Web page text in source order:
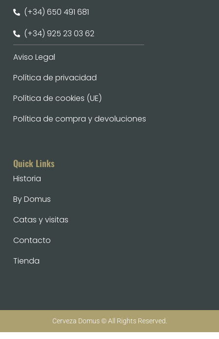
Quick Links
Historia
By Domus
Catas y visitas
Contacto
Tienda
(+34) 650 491 681
(+34) 925 23 03 62
Aviso Legal
Política de privacidad
Política de cookies (UE)
Política de compra y devoluciones
Cerveza Domus © All Rights Reserved.